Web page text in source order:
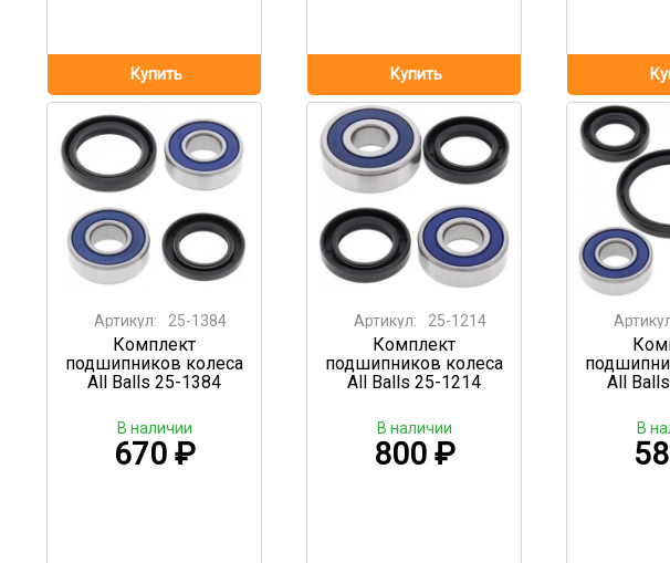
Артикул: 25-1384
Комплект
подшипников колеса
All Balls 25-1384
670 ₽
В наличии
Артикул: 25-1214
Комплект
подшипников колеса
All Balls 25-1214
800 ₽
В наличии
All
В